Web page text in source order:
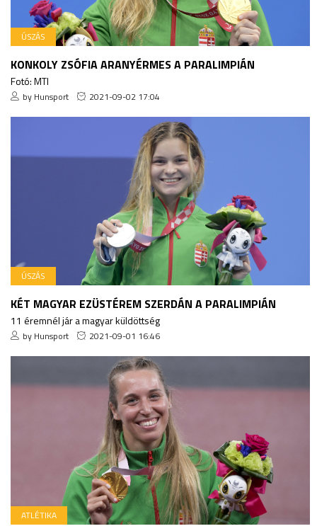
ÚSZÁS
KONKOLY ZSÓFIA ARANYÉRMES A PARALIMPIÁN
Fotó: MTI
by Hunsport 2021-09-02 17:04
ÚSZÁS
KÉT MAGYAR EZÜSTÉREM SZERDÁN A PARALIMPIÁN
11 éremnél jár a magyar küldöttség
by Hunsport 2021-09-01 16:46
ATLÉTIKA